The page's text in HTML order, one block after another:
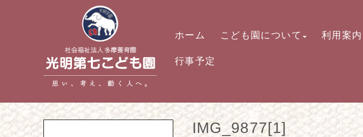
ホーム こども園について 利用案内
行事予定
IMG_9877[1]